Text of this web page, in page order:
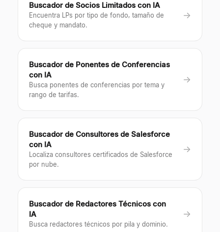
Buscador de Socios Limitados con IA
Encuentra LPs por tipo de fondo, tamaño de
cheque y mandato.
→
Buscador de Ponentes de Conferencias
con IA
Busca ponentes de conferencias por tema y
rango de tarifas.
→
Buscador de Consultores de Salesforce
con IA
Localiza consultores certificados de Salesforce
por nube.
→
Buscador de Redactores Técnicos con
IA
Busca redactores técnicos por pila y dominio.
→